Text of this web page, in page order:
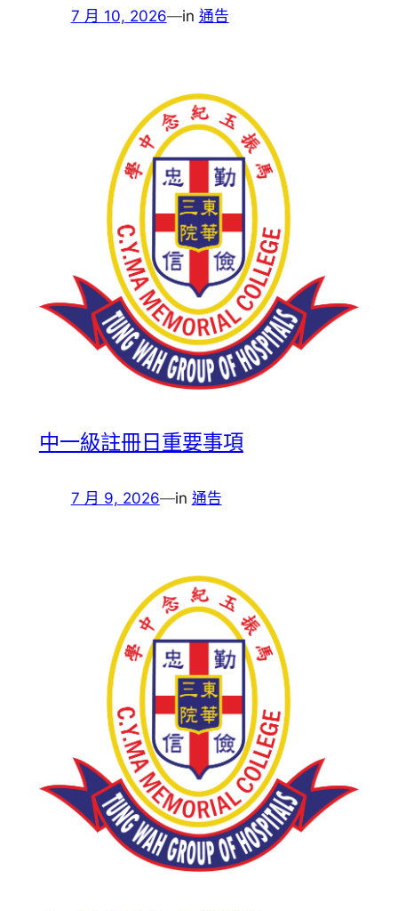
7 月 10, 2026—in 通告
中一級註冊日重要事項
7 月 9, 2026—in 通告